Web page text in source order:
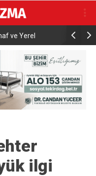
ve Yerel Bakan
ilgi